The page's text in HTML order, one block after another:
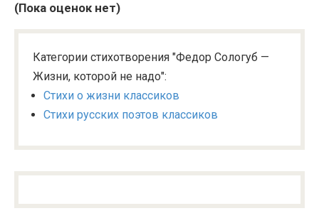
(Пока оценок нет)
Категории стихотворения "Федор Сологуб —
Жизни, которой не надо":
Стихи о жизни классиков
Стихи русских поэтов классиков